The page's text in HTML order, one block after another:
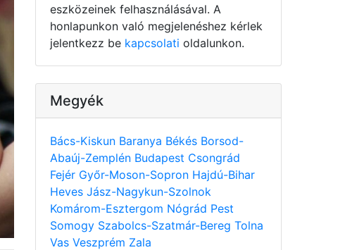
eszközeinek felhasználásával. A
honlapunkon való megjelenéshez kérlek
jelentkezz be kapcsolati oldalunkon.
Megyék
Bács-Kiskun Baranya Békés Borsod-
Abaúj-Zemplén Budapest Csongrád
Fejér Győr-Moson-Sopron Hajdú-Bihar
Heves Jász-Nagykun-Szolnok
Komárom-Esztergom Nógrád Pest
Somogy Szabolcs-Szatmár-Bereg Tolna
Vas Veszprém Zala